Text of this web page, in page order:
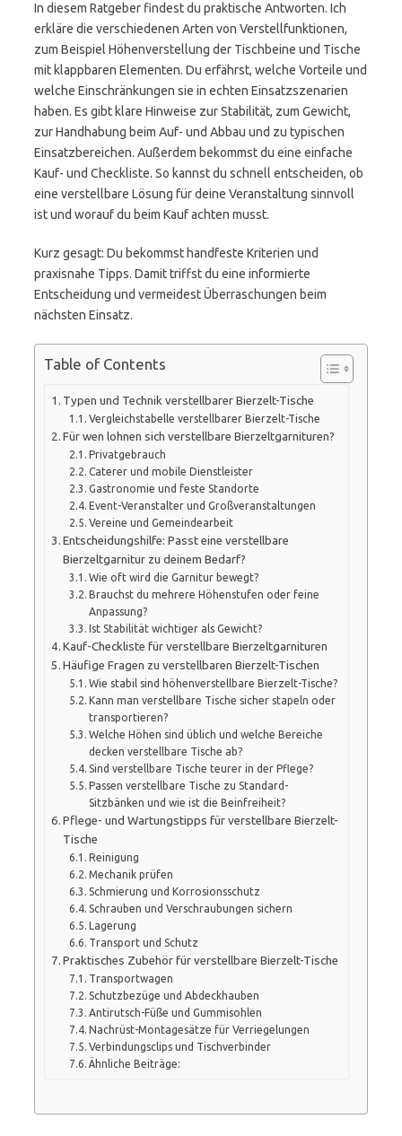
In diesem Ratgeber findest du praktische Antworten. Ich
erkläre die verschiedenen Arten von Verstellfunktionen,
zum Beispiel Höhenverstellung der Tischbeine und Tische
mit klappbaren Elementen. Du erfährst, welche Vorteile und
welche Einschränkungen sie in echten Einsatzszenarien
haben. Es gibt klare Hinweise zur Stabilität, zum Gewicht,
zur Handhabung beim Auf- und Abbau und zu typischen
Einsatzbereichen. Außerdem bekommst du eine einfache
Kauf- und Checkliste. So kannst du schnell entscheiden, ob
eine verstellbare Lösung für deine Veranstaltung sinnvoll
ist und worauf du beim Kauf achten musst.
Kurz gesagt: Du bekommst handfeste Kriterien und
praxisnahe Tipps. Damit triffst du eine informierte
Entscheidung und vermeidest Überraschungen beim
nächsten Einsatz.
Table of Contents
Typen und Technik verstellbarer Bierzelt-Tische
Vergleichstabelle verstellbarer Bierzelt-Tische
Für wen lohnen sich verstellbare Bierzeltgarnituren?
Privatgebrauch
Caterer und mobile Dienstleister
Gastronomie und feste Standorte
Event-Veranstalter und Großveranstaltungen
Vereine und Gemeindearbeit
Entscheidungshilfe: Passt eine verstellbare
Bierzeltgarnitur zu deinem Bedarf?
Wie oft wird die Garnitur bewegt?
Brauchst du mehrere Höhenstufen oder feine
Anpassung?
Ist Stabilität wichtiger als Gewicht?
Kauf-Checkliste für verstellbare Bierzeltgarnituren
Häufige Fragen zu verstellbaren Bierzelt-Tischen
Wie stabil sind höhenverstellbare Bierzelt-Tische?
Kann man verstellbare Tische sicher stapeln oder
transportieren?
Welche Höhen sind üblich und welche Bereiche
decken verstellbare Tische ab?
Sind verstellbare Tische teurer in der Pflege?
Passen verstellbare Tische zu Standard-
Sitzbänken und wie ist die Beinfreiheit?
Pflege- und Wartungstipps für verstellbare Bierzelt-
Tische
Reinigung
Mechanik prüfen
Schmierung und Korrosionsschutz
Schrauben und Verschraubungen sichern
Lagerung
Transport und Schutz
Praktisches Zubehör für verstellbare Bierzelt-Tische
Transportwagen
Schutzbezüge und Abdeckhauben
Antirutsch-Füße und Gummisohlen
Nachrüst-Montagesätze für Verriegelungen
Verbindungsclips und Tischverbinder
Ähnliche Beiträge: